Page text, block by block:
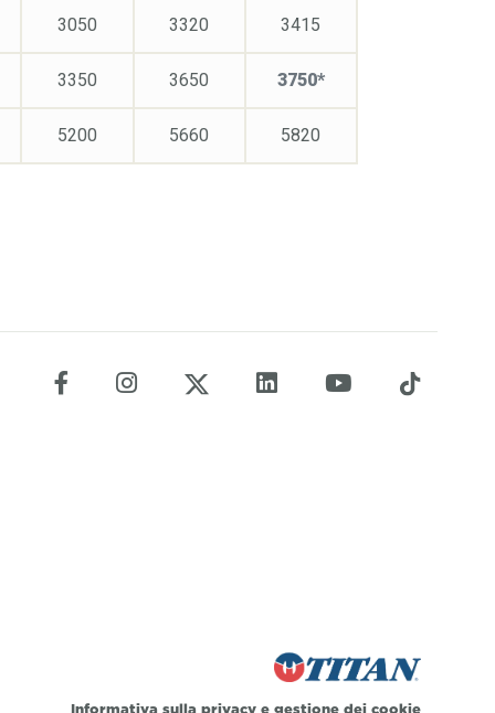
3050
3350
5200
3320
3650
5660
3415
3750*
5820
Informativa sulla privacye gestione dei cookie